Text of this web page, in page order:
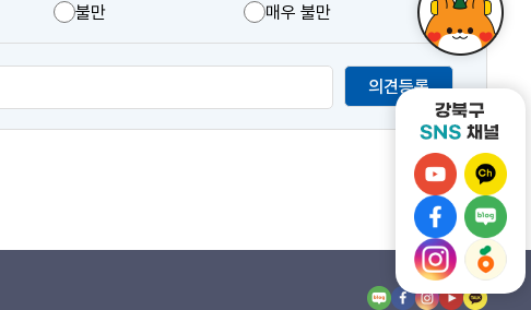
불만 매우 불만
의견등록
강
북
구
유
튜
강
북
구
카
카
강
북
구
페
강
북
구
네
강
북
강
북